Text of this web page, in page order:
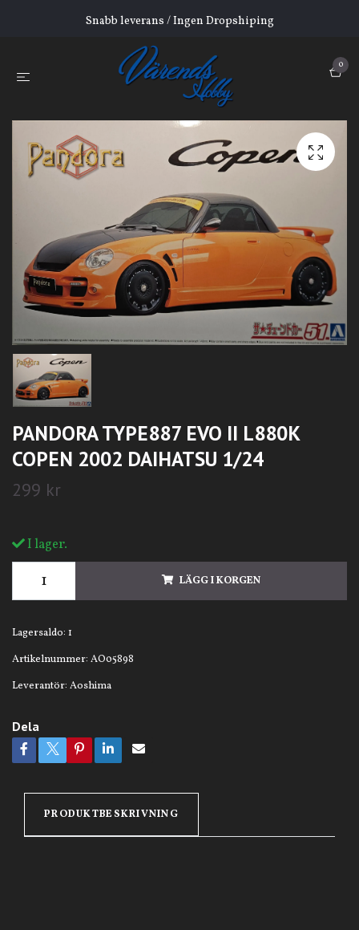
Snabb leverans / Ingen Dropshiping
0
PANDORA TYPE887 EVO II L880K
COPEN 2002 DAIHATSU 1/24
299 kr
I lager.
LÄGG I KORGEN
Lagersaldo: 1
Artikelnummer: AO05898
Leverantör: Aoshima
Dela
PRODUKTBESKRIVNING